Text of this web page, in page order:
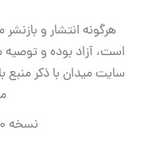
هرگونه انتشار و
است، آزاد بوده و توصیه
سایت میدان با ذکر
نسخه ۴/۰ –